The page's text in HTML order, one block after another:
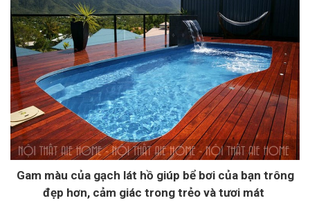
Gam màu của gạch lát hồ giúp bể bơi của bạn trông
đẹp hơn, cảm giác trong trẻo và tươi mát